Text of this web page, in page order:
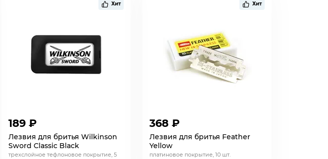
Хит
189 ₽
Лезвия для бритья Wilkinson
Sword Classic Black
трехслойное тефлоновое покрытие, 5
Хит
368 ₽
Лезвия для бритья Feather
Yellow
платиновое покрытие, 10 шт.